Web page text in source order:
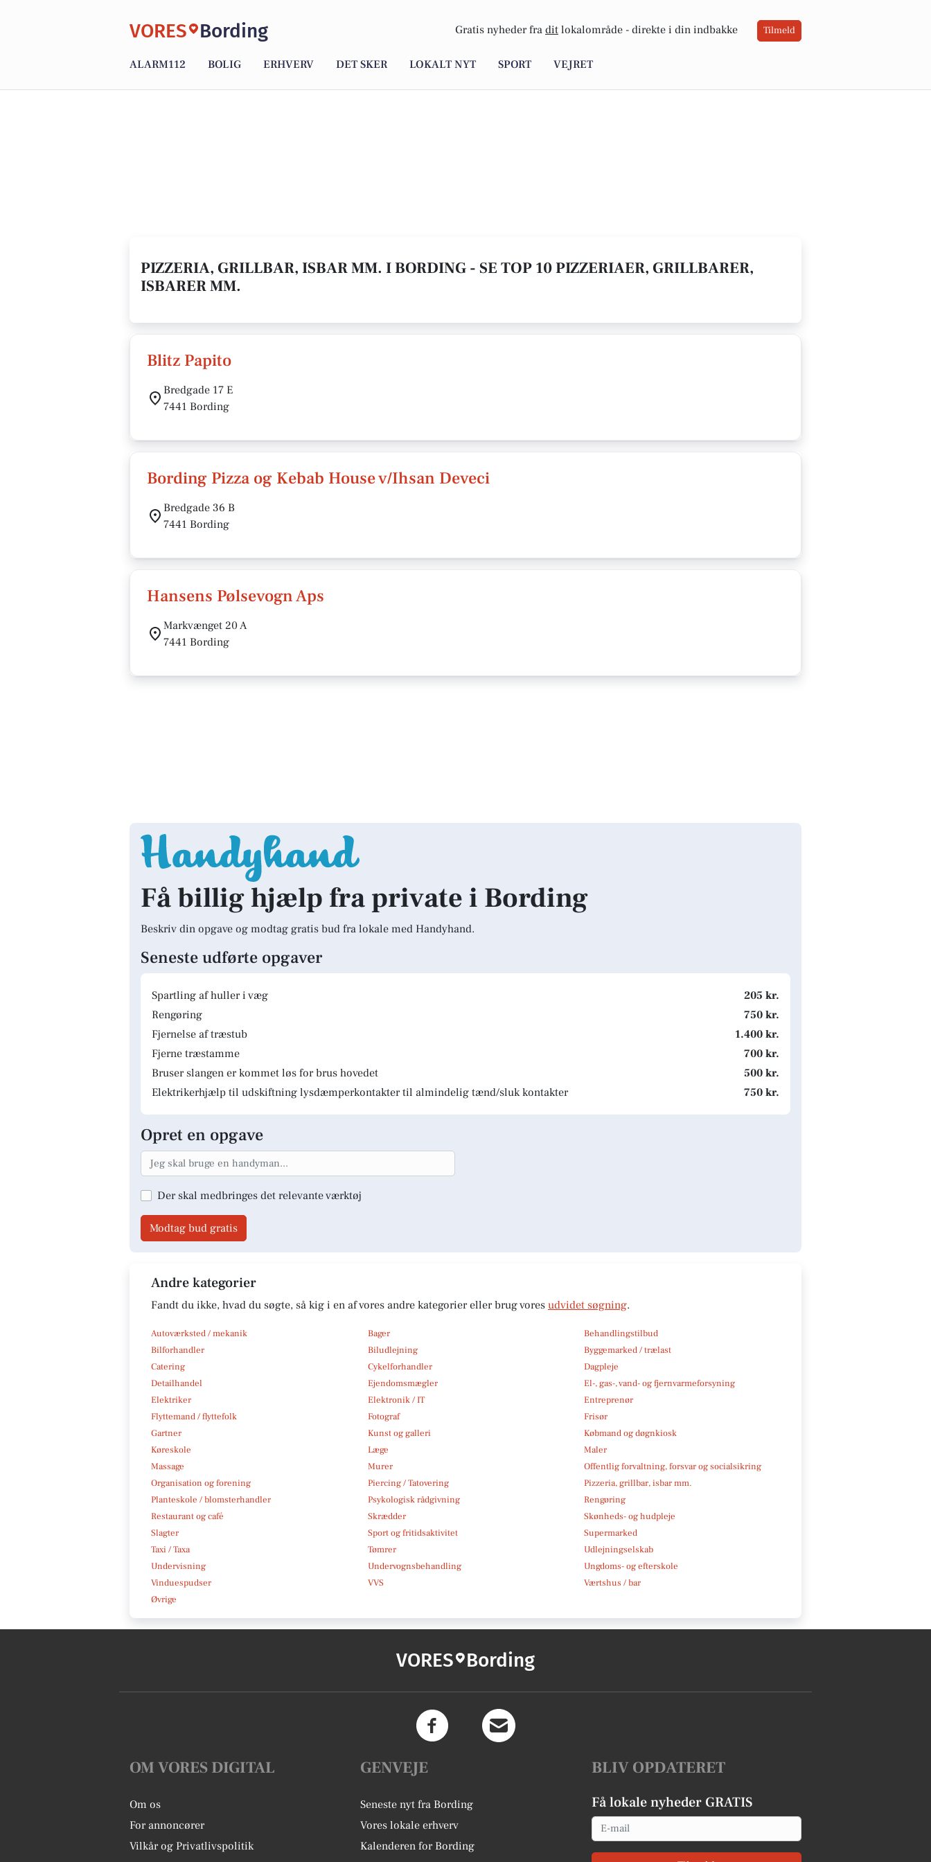
VORES Bording Gratis nyheder fra dit lokalområde - direkte i din indbakke Tilmeld
ALARM112 BOLIG ERHVERV DET SKER LOKALT NYT SPORT VEJRET
PIZZERIA, GRILLBAR, ISBAR MM. I BORDING - SE TOP 10 PIZZERIAER, GRILLBARER,
ISBARER MM.
Blitz Papito
Bredgade 17 E
7441 Bording
Bording Pizza og Kebab House v/Ihsan Deveci
Bredgade 36 B
7441 Bording
Hansens Pølsevogn Aps
Markvænget 20 A
7441 Bording
Få billig hjælp fra private i Bording
Beskriv din opgave og modtag gratis bud fra lokale med Handyhand.
Seneste udførte opgaver
Spartling af huller i væg
205 kr.
Rengøring
750 kr.
Fjernelse af træstub
1.400 kr.
Fjerne træstamme
700 kr.
Bruser slangen er kommet løs for brus hovedet
500 kr.
Elektrikerhjælp til udskiftning lysdæmperkontakter til almindelig tænd/sluk kontakter
750 kr.
Opret en opgave
Der skal medbringes det relevante værktøj
Modtag bud gratis
Andre kategorier
Fandt du ikke, hvad du søgte, så kig i en af vores andre kategorier eller brug vores udvidet søgning.
Autoværksted / mekanik Bager
Behandlingstilbud
Bilforhandler
Biludlejning
Byggemarked / trælast
Catering
Cykelforhandler
Dagpleje
Detailhandel
Ejendomsmægler
El-, gas-, vand- og fjernvarmeforsyning
Elektriker
Elektronik / IT
Entreprenør
Flyttemand / flyttefolk
Fotograf
Frisør
Gartner
Kunst og galleri
Købmand og døgnkiosk
Køreskole
Læge
Maler
Massage
Murer
Offentlig forvaltning, forsvar og socialsikring
Organisation og forening
Piercing / Tatovering
Pizzeria, grillbar, isbar mm.
Planteskole / blomsterhandler
Psykologisk rådgivning
Rengøring
Restaurant og café
Skrædder
Skønheds- og hudpleje
Slagter
Sport og fritidsaktivitet
Supermarked
Taxi / Taxa
Tømrer
Udlejningselskab
Undervisning
Undervognsbehandling
Ungdoms- og efterskole
Vinduespudser
VVS
Værtshus / bar
Øvrige
VORES Bording
OM VORES DIGITAL
Om os
For annoncører
Vilkår og Privatlivspolitik
GENVEJE
Seneste nyt fra Bording
Vores lokale erhverv
Kalenderen for Bording
BLIV OPDATERET
Få lokale nyheder GRATIS
Email